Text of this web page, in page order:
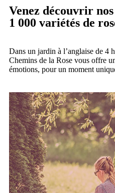
Venez découvrir nos
1 000 variétés de
Dans un jardin à l’anglaise de 4
Chemins de la Rose vous offre
émotions, pour un moment